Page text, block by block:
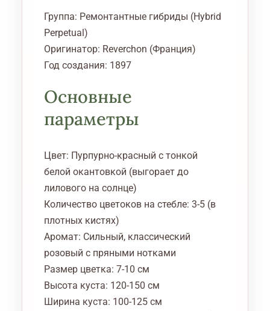
Группа: Ремонтантные гибриды (Hybrid
Perpetual)
Оригинатор: Reverchon (Франция)
Год создания: 1897
Основные
параметры
Цвет: Пурпурно-красный с тонкой
белой окантовкой (выгорает до
лилового на солнце)
Количество цветоков на стебле: 3-5 (в
плотных кистях)
Аромат: Сильный, классический
розовый с пряными нотками
Размер цветка: 7-10 см
Высота куста: 120-150 см
Ширина куста: 100-125 см